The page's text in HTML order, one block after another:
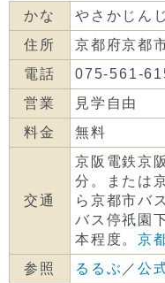
かな
やさかじん
住所
京都府京都
電話
075-561-
営業
見学自由
料金
無料
交通
京阪電鉄京
分。または
ら京都市バ
バス停祇園
本程度。京
参照
るるぶ ／公